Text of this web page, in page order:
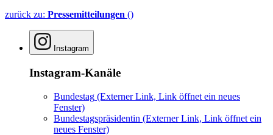
zurück zu: Pressemitteilungen ()
Instagram
Instagram-Kanäle
Bundestag (Externer Link, Link öffnet ein neues
Fenster)
Bundestagspräsidentin (Externer Link, Link öffnet ein
neues Fenster)